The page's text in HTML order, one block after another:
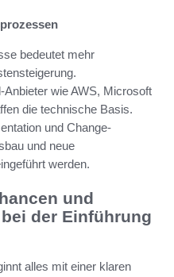
bedeutet mehr
wie AWS, Microsoft
die technische Basis.
und Change-
und neue
werden.
und
der Einführung
alles mit einer klaren